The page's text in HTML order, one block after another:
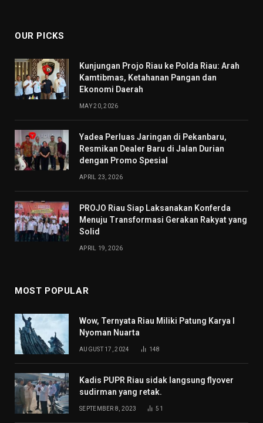
OUR PICKS
Kunjungan Projo Riau ke Polda Riau: Arah
Kamtibmas, Ketahanan Pangan dan
Ekonomi Daerah
MAY 20, 2026
Yadea Perluas Jaringan di Pekanbaru,
Resmikan Dealer Baru di Jalan Durian
dengan Promo Spesial
APRIL 23, 2026
PROJO Riau Siap Laksanakan Konferda
Menuju Transformasi Gerakan Rakyat yang
Solid
APRIL 19, 2026
MOST POPULAR
Wow, Ternyata Riau Miliki Patung Karya I
Nyoman Nuarta
AUGUST 17, 2024 148
Kadis PUPR Riau sidak langsung flyover
sudirman yang retak.
SEPTEMBER 8, 2023 51